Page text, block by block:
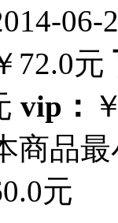
06-
72.0元
vip：
商品
元